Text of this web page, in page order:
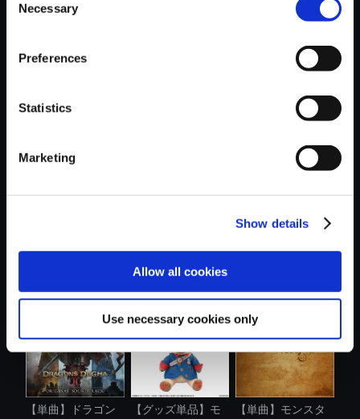
Selection
Necessary
Preferences
Statistics
Marketing
Show details
Allow all cookies
Use necessary cookies only
【単曲】モンスタ
【単曲】モンスタ
ーハンターワ...
【単曲】モンスタ
【単曲】ドラゴン
【グッズ単品】モ
【単曲】モンスタ